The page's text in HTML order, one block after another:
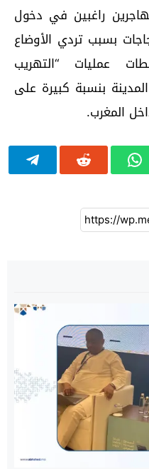
راغبين في دخول
بسبب تردي الأوضاع
عمليات “التهريب
بنسبة كبيرة على
المغرب.